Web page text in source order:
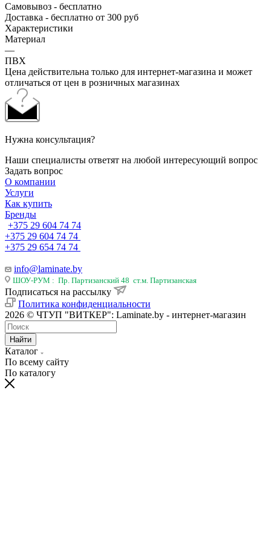
Самовывоз - бесплатно
Доставка - бесплатно от 300 руб
Характеристики
Материал
—
ПВХ
Цена действительна только для интернет-магазина и может
отличаться от цен в розничных магазинах
Нужна консультация?
Наши специалисты ответят на любой интересующий вопрос
Задать вопрос
О компании
Услуги
Как купить
Бренды
+375 29 604 74 74
+375 29 604 74 74
+375 29 654 74 74
info@laminate.by
ШОУ-РУМ : Пр. Партизанский 48 ст.м. Партизанская
Подписаться на рассылку
Политика конфиденциальности
2026 © ЧТУП "ВИТКЕР": Laminate.by - интернет-магазин
Найти
Каталог
По всему сайту
По каталогу